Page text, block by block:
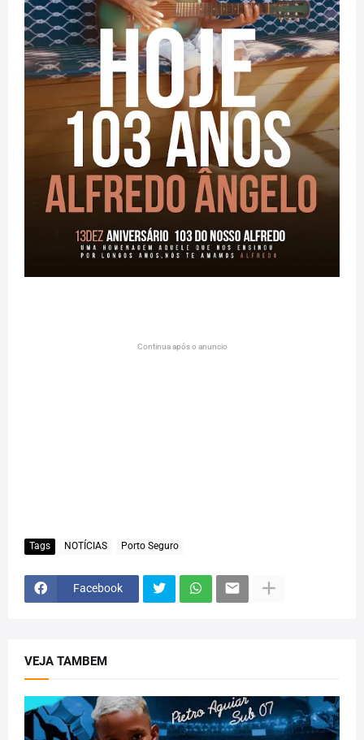
Continua após o anuncio
Tags NOTÍCIAS Porto Seguro
Facebook
VEJA TAMBEM